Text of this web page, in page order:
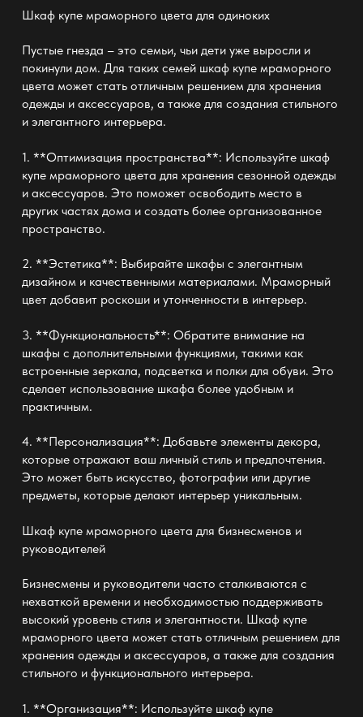
Шкаф купе мраморного цвета для одиноких
Пустые гнезда – это семьи, чьи дети уже выросли и
покинули дом. Для таких семей шкаф купе мраморного
цвета может стать отличным решением для хранения
одежды и аксессуаров, а также для создания стильного
и элегантного интерьера.
1. **Оптимизация пространства**: Используйте шкаф
купе мраморного цвета для хранения сезонной одежды
и аксессуаров. Это поможет освободить место в
других частях дома и создать более организованное
пространство.
2. **Эстетика**: Выбирайте шкафы с элегантным
дизайном и качественными материалами. Мраморный
цвет добавит роскоши и утонченности в интерьер.
3. **Функциональность**: Обратите внимание на
шкафы с дополнительными функциями, такими как
встроенные зеркала, подсветка и полки для обуви. Это
сделает использование шкафа более удобным и
практичным.
4. **Персонализация**: Добавьте элементы декора,
которые отражают ваш личный стиль и предпочтения.
Это может быть искусство, фотографии или другие
предметы, которые делают интерьер уникальным.
Шкаф купе мраморного цвета для бизнесменов и
руководителей
Бизнесмены и руководители часто сталкиваются с
нехваткой времени и необходимостью поддерживать
высокий уровень стиля и элегантности. Шкаф купе
мраморного цвета может стать отличным решением для
хранения одежды и аксессуаров, а также для создания
стильного и функционального интерьера.
1. **Организация**: Используйте шкаф купе